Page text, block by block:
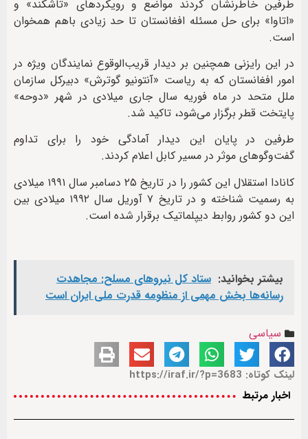
طرفین خاطرنشان کردند مواضع و رویکردهای «تاشکند» و
«اتاوا» برای حل مسئله افغانستان تا حد زیادی باهم همخوان
است.
در این رایزنی همچنین بر دیدار قریب‌الوقوع نمایندگان ویژه در
امور افغانستان که به ریاست «آنتونیو گوترش» دبیرکل سازمان
ملل متحد در ماه فوریه سال جاری میلادی در شهر «دوحه»
پایتخت قطر برگزار می‌شود، تاکید شد.
طرفین در پایان این دیدار آمادگی خود را برای تداوم
گفت‌وگوهای موثر در مسیر کابل اعلام کردند.
کانادا استقلال این کشور را در تاریخ ۲۵ دسامبر سال ۱۹۹۱ میلادی
به رسمیت شناخته و در تاریخ ۷ آوریل سال ۱۹۹۲ میلادی بین
این دو کشور روابط دیپلماتیک برقرار شده است.
بیشتر بخوانید: ستاد کل نیروهای مسلح: مجاهدت
رسانه‌ها بخش مهمی از منظومه قدرت ملی ایران است
سیاسی
لینک کوتاه: https://iraf.ir/?p=3683
اخبار مرتبط